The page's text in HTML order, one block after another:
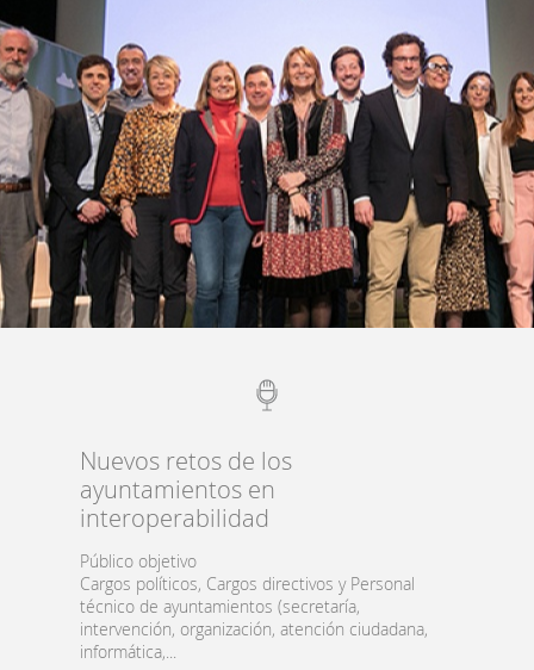
Nuevos retos de los
ayuntamientos en
interoperabilidad
Público objetivo
Cargos políticos, Cargos directivos y Personal
técnico de ayuntamientos (secretaría,
intervención, organización, atención ciudadana,
informática,...